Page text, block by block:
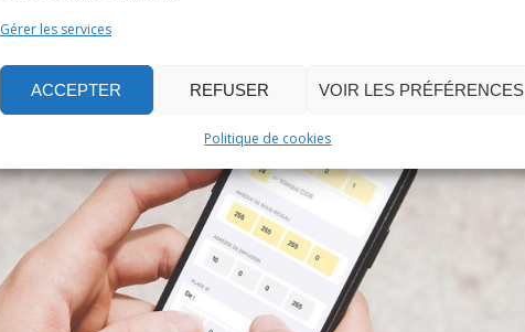
Gérer les services
ACCEPTER REFUSER VOIR LES PRÉFÉRENCES
Politique de cookies